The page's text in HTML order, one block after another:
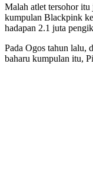
Malah atlet tersohor itu
kumpulan Blackpink
hadapan 2.1 juta
Pada Ogos tahun lalu,
baharu kumpulan itu,